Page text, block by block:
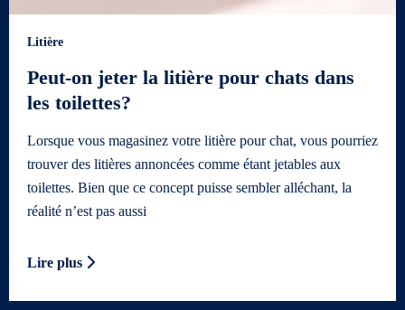
Litière
Peut-on jeter la litière pour chats dans
les toilettes?
Lorsque vous magasinez votre litière pour chat, vous pourriez
trouver des litières annoncées comme étant jetables aux
toilettes. Bien que ce concept puisse sembler alléchant, la
réalité n’est pas aussi
Lire plus